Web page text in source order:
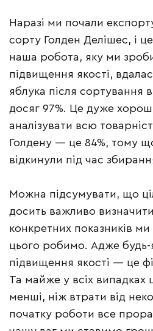
Наразі ми почали
сорту Голден Делішес, і
наша робота, яку ми
підвищення якості,
яблука після сортування
досяг 97%. Це дуже
аналізувати всю
Голдену — це 84%, тому
відкинули під час
Можна підсумувати, що
досить важливо
конкретних показників
цього робимо. Адже будь-
підвищення якості — це
Та майже у всіх випадках
менші, ніж втрати від
початку роботи все